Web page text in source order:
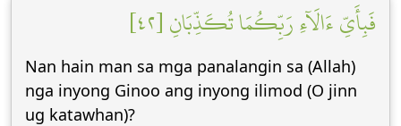
فَبِأَيِّ ءَالَآءِ رَبِّكُمَا تُكَذِّبَانِ [٤٢]
Nan hain man sa mga panalangin sa (Allah)
nga inyong Ginoo ang inyong ilimod (O jinn
ug katawhan)?